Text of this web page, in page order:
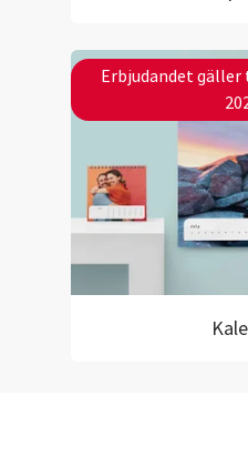
Erbjudandet gäller